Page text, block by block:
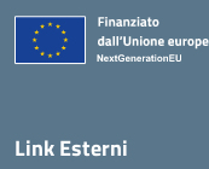
Link Esterni